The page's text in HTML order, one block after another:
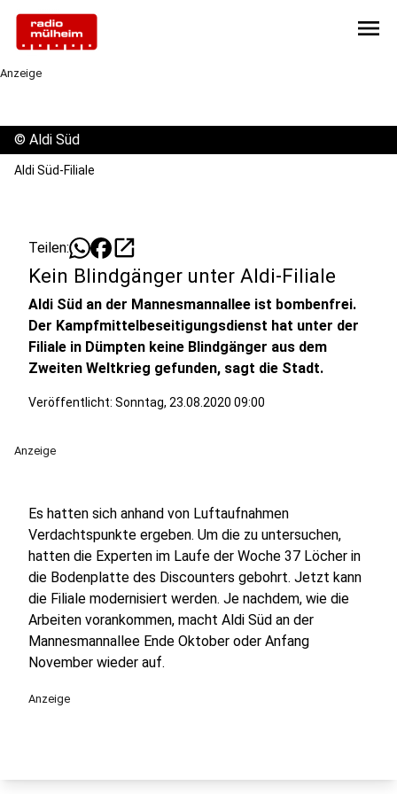
menu
Anzeige
© Aldi Süd
Aldi Süd-Filiale
Teilen: open_in_new
Kein Blindgänger unter Aldi-Filiale
Aldi Süd an der Mannesmannallee ist bombenfrei.
Der Kampfmittelbeseitigungsdienst hat unter der
Filiale in Dümpten keine Blindgänger aus dem
Zweiten Weltkrieg gefunden, sagt die Stadt.
Veröffentlicht: Sonntag, 23.08.2020 09:00
Anzeige
Es hatten sich anhand von Luftaufnahmen
Verdachtspunkte ergeben. Um die zu untersuchen,
hatten die Experten im Laufe der Woche 37 Löcher in
die Bodenplatte des Discounters gebohrt. Jetzt kann
die Filiale modernisiert werden. Je nachdem, wie die
Arbeiten vorankommen, macht Aldi Süd an der
Mannesmannallee Ende Oktober oder Anfang
November wieder auf.
Anzeige